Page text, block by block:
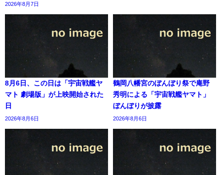
2026年8月7日
8月6日、この日は「宇宙戦艦ヤ
マト 劇場版」が上映開始された
日
2026年8月6日
鶴岡八幡宮のぼんぼり祭で庵野
秀明による「宇宙戦艦ヤマト」
ぼんぼりが披露
2026年8月6日